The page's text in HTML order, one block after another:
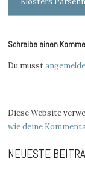
navigation
Schreibe einen
Du musst
Diese Website
wie deine
NEUESTE